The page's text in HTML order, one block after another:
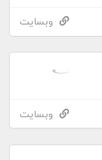
وبسایت
وبسایت